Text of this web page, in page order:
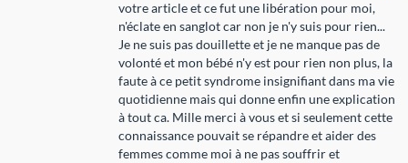
votre article et ce fut une libération pour moi,
n'éclate en sanglot car non je n'y suis pour rien...
Je ne suis pas douillette et je ne manque pas de
volonté et mon bébé n'y est pour rien non plus, la
faute à ce petit syndrome insignifiant dans ma vie
quotidienne mais qui donne enfin une explication
à tout ca. Mille merci à vous et si seulement cette
connaissance pouvait se répandre et aider des
femmes comme moi à ne pas souffrir et